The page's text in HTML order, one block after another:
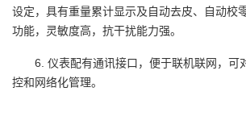
设定，具有重量累计显示及自动去皮、自动校
功能，灵敏度高，抗干扰能力强。
6. 仪表配有通讯接口，便于联机联网，可
控和网络化管理。